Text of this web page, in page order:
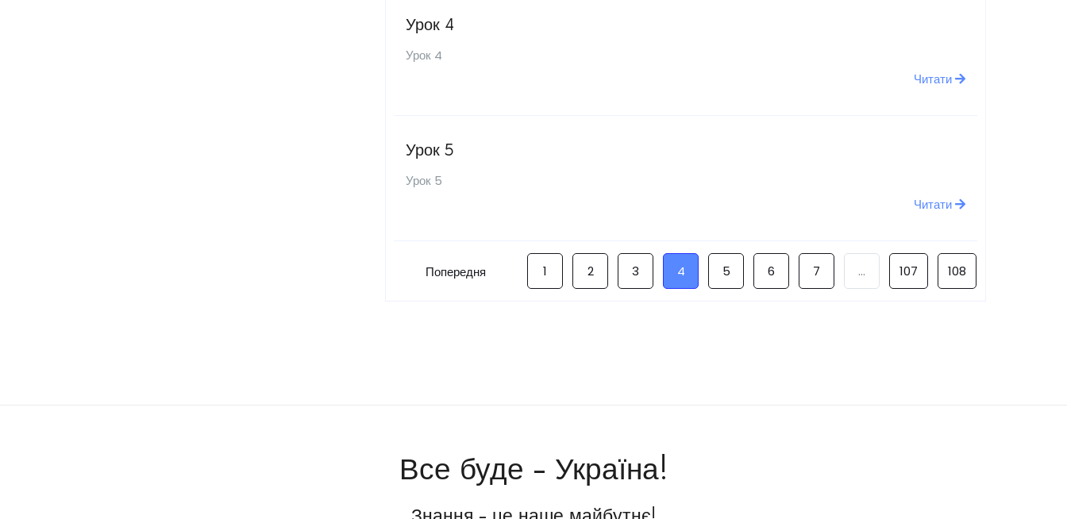
Урок 4
Урок 4
Читати
Урок 5
Урок 5
Читати
Попередня 1 2 3 4 5 6 7 ... 107 108
Все буде - Україна!